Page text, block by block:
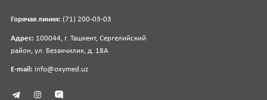
Горячая линия: (71) 200-03-03
Адрес: 100044, г. Ташкент, Сергелийский
район, ул. Безакчилик, д. 18А
E-mail: info@oxymed.uz